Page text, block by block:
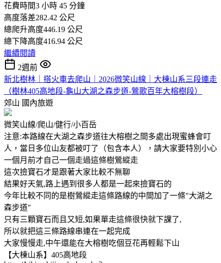
花費時間3 小時 45 分鐘
高度落差282.42 公尺
總爬升高度446.19 公尺
總下降高度416.94 公尺
繼續閱讀
2週前
新北樹林｜搭火車去爬山｜2026微笑山線｜大棟山系三段連走
（樹林405高地段-龜山大湖之森步道-鶯歌百年大榕樹段）
郊山 國內旅遊
微笑山線/爬山/健行/小百岳
注意:本路線在大湖之森步道往大榕樹之間多處出現蜜蜂會叮
人，當日多位山友都被叮了（包含本人），請大家要特別小心
一個月前才自己一個走過這條樹鶯縱走
這次撿寶石才是跟著大家比較不無聊
結果好天氣,路上遇到很多人都是一起來撿寶石的
今年比較不同的是樹鶯縱走這條路線的中間加了一條"大湖之
森步道"
只有三顆寶石而且又短,如果單走這條很快就下課了,
所以就把這三條路線串連在一起完成
大家慢慢走,中午還能在大榕樹吃個豆花再輕鬆下山
【大棟山系】405高地段